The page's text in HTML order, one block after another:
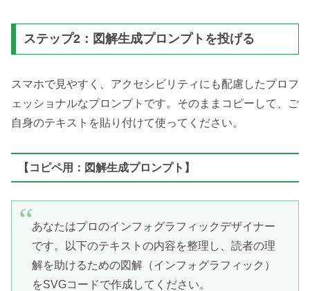
ステップ2：図解生成プロンプトを投げる
スマホで見やすく、アクセシビリティにも配慮したプロフ
ェッショナルなプロンプトです。そのままコピーして、ご
自身のテキストを貼り付けて使ってください。
【コピペ用：図解生成プロンプト】
あなたはプロのインフォグラフィックデザイナー
です。以下のテキストの内容を整理し、読者の理
解を助けるための図解（インフォグラフィック）
をSVGコードで作成してください。